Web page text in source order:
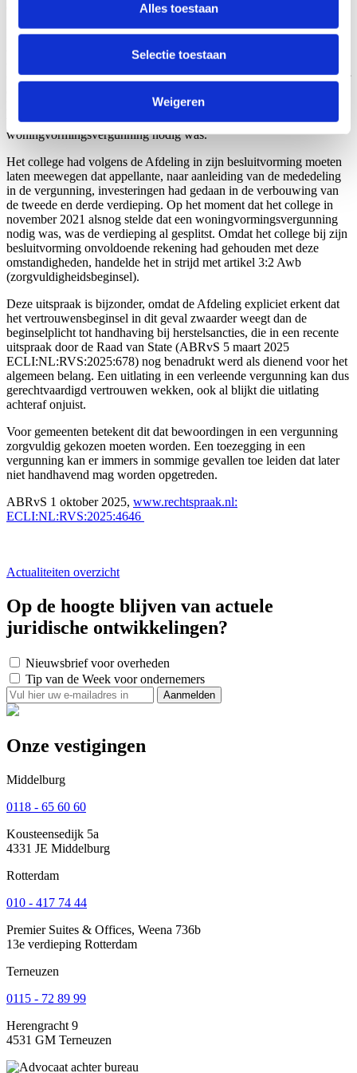
Alles toestaan
Selectie toestaan
Weigeren
Hoewel de mededeling juridisch onjuist bleek, kon die onjuistheid
appellante niet worden tegengeworpen. Zij had immers aan haar
onderzoeksplicht voldaan door actief navraag te doen bij het college.
Gezien de complexiteit van de regelgeving mocht van haar niet méér
De Afdeling heeft overwogen dat het college gerechtvaardigd
vertrouwen had gewekt bij de appellante dat geen
woningvormingsvergunning nodig was.
Het college had volgens de Afdeling in zijn besluitvorming moeten
laten meewegen dat appellante, naar aanleiding van de mededeling
in de vergunning, investeringen had gedaan in de verbouwing van
de tweede en derde verdieping. Op het moment dat het college in
november 2021 alsnog stelde dat een woningvormingsvergunning
nodig was, was de verdieping al gesplitst. Omdat het college bij zijn
besluitvorming onvoldoende rekening had gehouden met deze
omstandigheden, handelde het in strijd met artikel 3:2 Awb
(zorgvuldigheidsbeginsel).
Deze uitspraak is bijzonder, omdat de Afdeling expliciet erkent dat
het vertrouwensbeginsel in dit geval zwaarder weegt dan de
beginselplicht tot handhaving bij herstelsancties, die in een recente
uitspraak door de Raad van State (ABRvS 5 maart 2025
ECLI:NL:RVS:2025:678) nog benadrukt werd als dienend voor het
algemeen belang. Een uitlating in een verleende vergunning kan dus
gerechtvaardigd vertrouwen wekken, ook al blijkt die uitlating
achteraf onjuist.
Voor gemeenten betekent dit dat bewoordingen in een vergunning
zorgvuldig gekozen moeten worden. Een toezegging in een
vergunning kan er immers in sommige gevallen toe leiden dat later
niet handhavend mag worden opgetreden.
ABRvS 1 oktober 2025, www.rechtspraak.nl:
ECLI:NL:RVS:2025:4646
Actualiteiten overzicht
Op de hoogte blijven van actuele
juridische ontwikkelingen?
Nieuwsbrief voor overheden
Tip van de Week voor ondernemers
Aanmelden
Onze vestigingen
Middelburg
0118 - 65 60 60
Kousteensedijk 5a
4331 JE Middelburg
Rotterdam
010 - 417 74 44
Premier Suites & Offices, Weena 736b
13e verdieping Rotterdam
Terneuzen
0115 - 72 89 99
Herengracht 9
4531 GM Terneuzen